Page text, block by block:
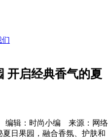
们
开启经典香气的夏
编辑：时尚小编 来源：网络
夏日果园，融合香氛、护肤和